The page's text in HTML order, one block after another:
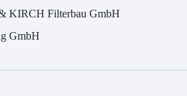
KIRCH Filterbau GmbH
GmbH